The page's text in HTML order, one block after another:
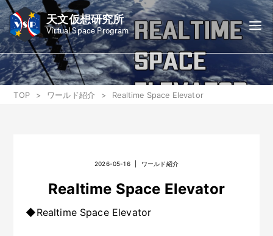
天文仮想研究所
Virtual Space Program
TOP ワールド紹介 Realtime Space Elevator
2026-05-16 ワールド紹介
Realtime Space Elevator
◆Realtime Space Elevator